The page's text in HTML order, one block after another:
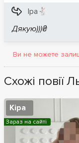
Іра🐇
Дякую)))₴
Ви не можете
Схожі повії
Кіра
Зараз на сайті